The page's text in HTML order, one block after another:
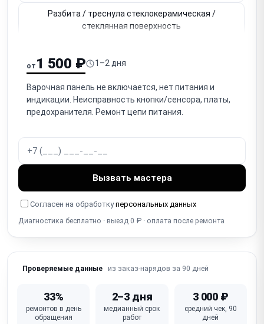
Разбита / треснула стеклокерамическая /
стеклянная поверхность
панель, кнопки)
Для газовых: не поджигается / не зажигается
горелка
Для газовых: тухнет горелка / не держит пламя
Не работает / заедает ручка конфорки
(механическая)
Не работает блокировка от детей (Child Lock)
Перегревается / отключается / термозащита
Ошибки / коды ошибок на дисплее
Не работает дисплей / нет индикации зон
Искрение / треск (стеклокерамика — соль/сахар,
от 1 500 ₽ 1–2 дня
Варочная панель не включается, нет питания и
индикации. Неисправность кнопки/сенсора, платы,
предохранителя. Ремонт цепи питания.
Вызвать мастера
Согласен на обработкуперсональных данных
Диагностика бесплатно · выезд 0 ₽ · оплата после ремонта
Проверяемые данные из заказ-нарядов за 90 дней
33%
ремонтов в день
обращения
2–3 дня
медианный срок
работ
3 000 ₽
средний чек, 90
дней